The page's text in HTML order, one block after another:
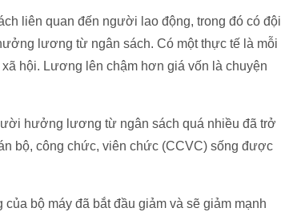
liên quan đến người lao động, trong đó có đội
lương từ ngân sách. Có một thực tế là mỗi
hội. Lương lên chậm hơn giá vốn là chuyện
hưởng lương từ ngân sách quá nhiều đã trở
bộ, công chức, viên chức (CCVC) sống được
bộ máy đã bắt đầu giảm và sẽ giảm mạnh